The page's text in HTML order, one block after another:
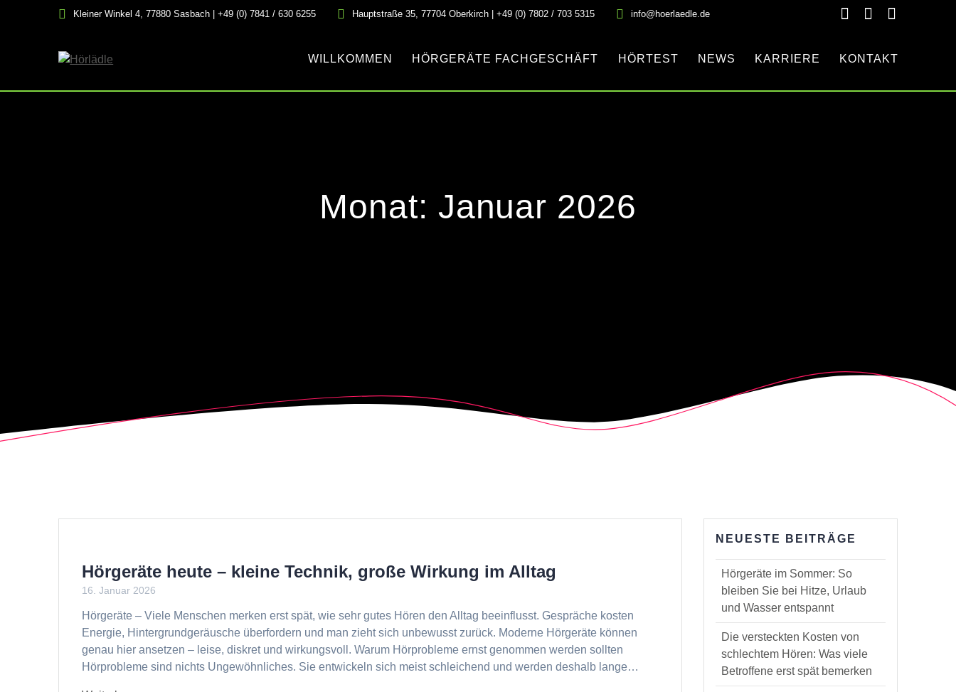
Kleiner Winkel 4, 77880 Sasbach | +49 (0) 7841 / 630 6255 Hauptstraße 35, 77704 Oberkirch | +49 (0) 7802 / 703 5315 info@hoerlaedle.de
WILLKOMMEN HÖRGERÄTE FACHGESCHÄFT HÖRTEST NEWS KARRIERE KONTAKT
Monat: Januar 2026
Hörgeräte heute – kleine Technik, große Wirkung im Alltag
16. Januar 2026
Hörgeräte – Viele Menschen merken erst spät, wie sehr gutes Hören den Alltag beeinflusst. Gespräche kosten
Energie, Hintergrundgeräusche überfordern und man zieht sich unbewusst zurück. Moderne Hörgeräte können
genau hier ansetzen – leise, diskret und wirkungsvoll. Warum Hörprobleme ernst genommen werden sollten
Hörprobleme sind nichts Ungewöhnliches. Sie entwickeln sich meist schleichend und werden deshalb lange…
NEUESTE BEITRÄGE
Hörgeräte im Sommer: So
bleiben Sie bei Hitze, Urlaub
und Wasser entspannt
Die versteckten Kosten von
schlechtem Hören: Was viele
Betroffene erst spät bemerken